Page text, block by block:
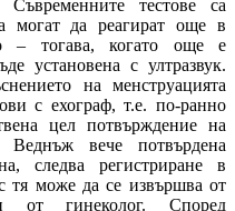
тестове са
могат да реагират още в
– тогава, когато още е
установена с ултразвук.
на менструацията
с ехограф, т.е. по-ранно
цел потвърждение на
Веднъж вече потвърдена
следва регистриране в
тя може да се извършва от
от гинеколог. Според